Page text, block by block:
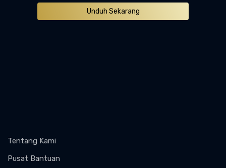
Unduh Sekarang
Tentang Kami
Pusat Bantuan